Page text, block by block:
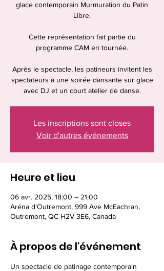
glace contemporain Murmuration du Patin
Libre.
Cette représentation fait partie du
programme CAM en tournée.
Après le spectacle, les patineurs invitent les
spectateurs à une soirée dansante sur glace
avec DJ et un court atelier de danse.
Les inscriptions sont closes
Voir d'autres événements
Heure et lieu
06 avr. 2025, 18:00 – 21:00
Aréna d'Outremont, 999 Ave McEachran,
Outremont, QC H2V 3E6, Canada
À propos de l'événement
Un spectacle de patinage contemporain